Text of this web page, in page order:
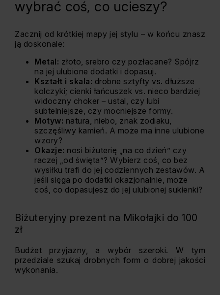
wybrać coś, co ucieszy?
Zacznij od krótkiej mapy jej stylu – w końcu znasz
ją doskonale:
Metal: złoto, srebro czy pozłacane? Spójrz
na jej ulubione dodatki i dopasuj.
Kształt i skala: drobne sztyfty vs. dłuższe
kolczyki; cienki łańcuszek vs. nieco bardziej
widoczny choker – ustal, czy lubi
subtelniejsze, czy mocniejsze formy.
Motyw: natura, niebo, znak zodiaku,
szczęśliwy kamień. A może ma inne ulubione
wzory?
Okazje: nosi biżuterię „na co dzień” czy
raczej „od święta”? Wybierz coś, co bez
wysiłku trafi do jej codziennych zestawów. A
jeśli sięga po dodatki okazjonalnie, może
coś, co dopasujesz do jej ulubionej sukienki?
Biżuteryjny prezent na Mikołajki do 100
zł
Budżet przyjazny, a wybór szeroki. W tym
przedziale szukaj drobnych form o dobrej jakości
wykonania.